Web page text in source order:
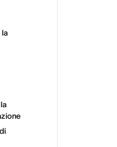
la